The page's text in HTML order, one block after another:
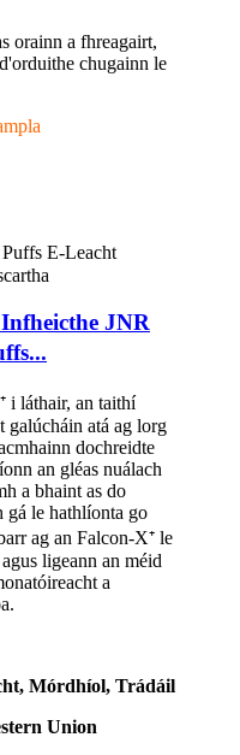
orainn a fhreagairt,
chugainn le
JNR
i láthair, an taithí
galúcháin atá ag lorg
dochreidte
an gléas nuálach
a bhaint as do
gá le hathlíonta go
ag an Falcon-X⁺ le
ligeann an méid
a
Mórdhíol, Trádáil
Union